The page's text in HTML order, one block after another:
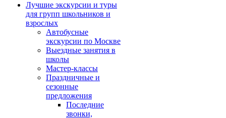
Лучшие экскурсии и туры
для групп школьников и
взрослых
Автобусные
экскурсии по Москве
Выездные занятия в
школы
Мастер-классы
Праздничные и
сезонные
предложения
Последние
звонки,